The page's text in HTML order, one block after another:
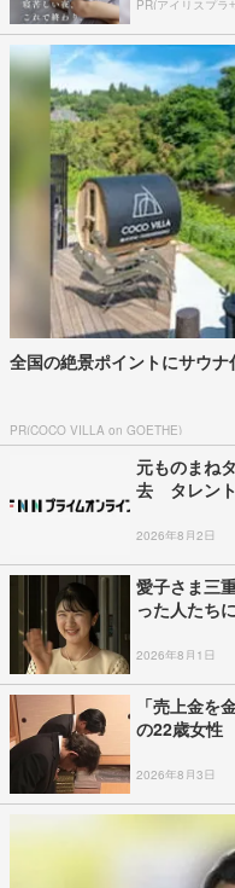
PR(アイリスプラ
全国の絶景ポイントにサウ
PR(COCO VILLA on GOETHE)
元ものまね
去 タレント
2026年8月2日
愛子さま三
った人たち
2026年8月1日
「売上金
の22歳女性
2026年8月3日